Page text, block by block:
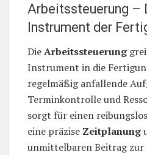
Arbeitssteuerung –
Instrument der
DieArbeitssteuerung
Instrument in die
regelmäßig anfallende
Terminkontrolle und
sorgt für einen
eine präzise Zeitplanung
unmittelbaren Beitrag